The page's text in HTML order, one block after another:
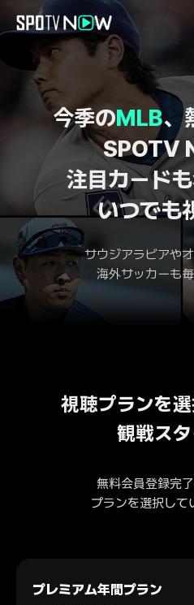
今季のMLB、
SPOTV
注目カード
いつでも
サウジアラビアや
海外サッカーも
視聴プランを
観戦スタ
無料会員登録完
プランを選択して
プレミアム年間プラン